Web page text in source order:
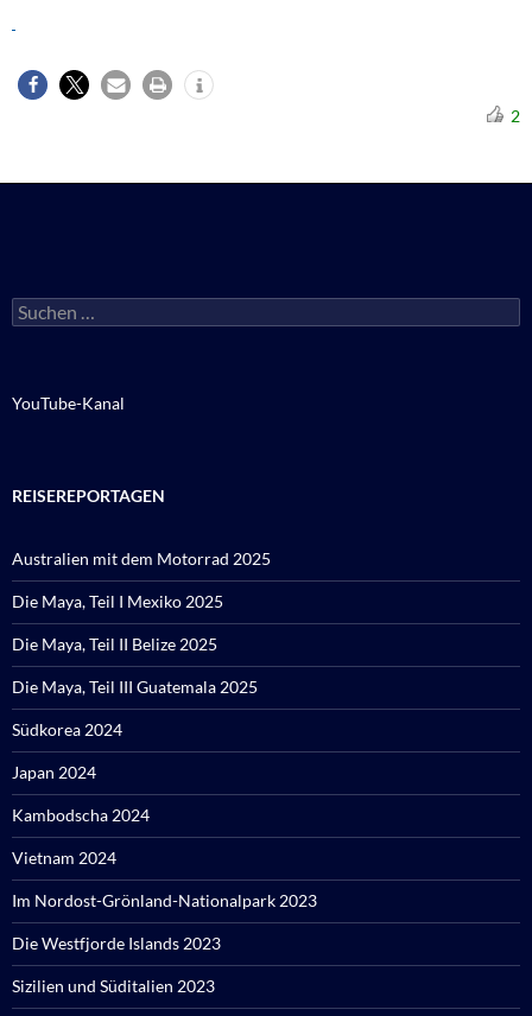
2
Suchen
nach:
YouTube-Kanal
REISEREPORTAGEN
Australien mit dem Motorrad 2025
Die Maya, Teil I Mexiko 2025
Die Maya, Teil II Belize 2025
Die Maya, Teil III Guatemala 2025
Südkorea 2024
Japan 2024
Kambodscha 2024
Vietnam 2024
Im Nordost-Grönland-Nationalpark 2023
Die Westfjorde Islands 2023
Sizilien und Süditalien 2023